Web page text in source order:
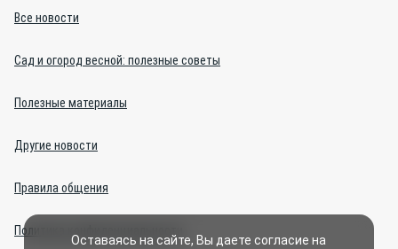
Все новости
Сад и огород весной: полезные советы
Полезные материалы
Другие новости
Правила общения
Политика конфиденциальности
Оставаясь на сайте, Вы даете согласие на